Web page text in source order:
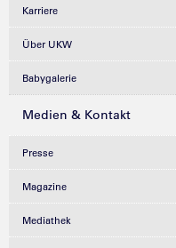
Karriere
Über UKW
Babygalerie
Medien & Kontakt
Presse
Magazine
Mediathek